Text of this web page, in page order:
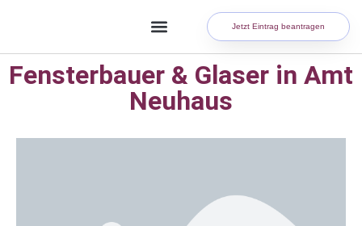
Jetzt Eintrag beantragen
Fensterbauer & Glaser in Amt
Neuhaus